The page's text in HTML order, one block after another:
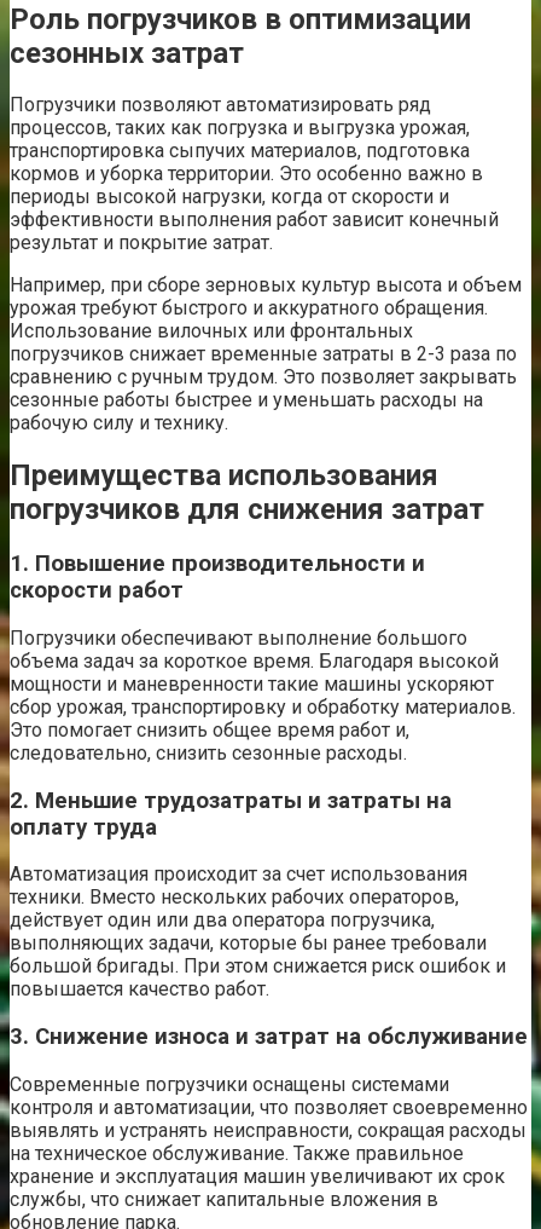
Роль погрузчиков в оптимизации
сезонных затрат
Погрузчики позволяют автоматизировать ряд
процессов, таких как погрузка и выгрузка урожая,
транспортировка сыпучих материалов, подготовка
кормов и уборка территории. Это особенно важно в
периоды высокой нагрузки, когда от скорости и
эффективности выполнения работ зависит конечный
результат и покрытие затрат.
Например, при сборе зерновых культур высота и объем
урожая требуют быстрого и аккуратного обращения.
Использование вилочных или фронтальных
погрузчиков снижает временные затраты в 2-3 раза по
сравнению с ручным трудом. Это позволяет закрывать
сезонные работы быстрее и уменьшать расходы на
рабочую силу и технику.
Преимущества использования
погрузчиков для снижения затрат
1. Повышение производительности и
скорости работ
Погрузчики обеспечивают выполнение большого
объема задач за короткое время. Благодаря высокой
мощности и маневренности такие машины ускоряют
сбор урожая, транспортировку и обработку материалов.
Это помогает снизить общее время работ и,
следовательно, снизить сезонные расходы.
2. Меньшие трудозатраты и затраты на
оплату труда
Автоматизация происходит за счет использования
техники. Вместо нескольких рабочих операторов,
действует один или два оператора погрузчика,
выполняющих задачи, которые бы ранее требовали
большой бригады. При этом снижается риск ошибок и
повышается качество работ.
3. Снижение износа и затрат на обслуживание
Современные погрузчики оснащены системами
контроля и автоматизации, что позволяет своевременно
выявлять и устранять неисправности, сокращая расходы
на техническое обслуживание. Также правильное
хранение и эксплуатация машин увеличивают их срок
службы, что снижает капитальные вложения в
обновление парка.